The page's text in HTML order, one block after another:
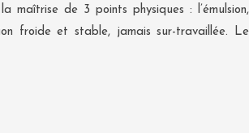
de 3 points physiques : l’émulsion,
froide et stable, jamais sur-travaillée. Le